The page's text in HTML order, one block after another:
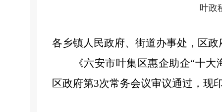
叶政
各乡镇人民政府、街道办事处，区
《六安市叶集区惠企助企“十大
区政府第3次常务会议审议通过，现